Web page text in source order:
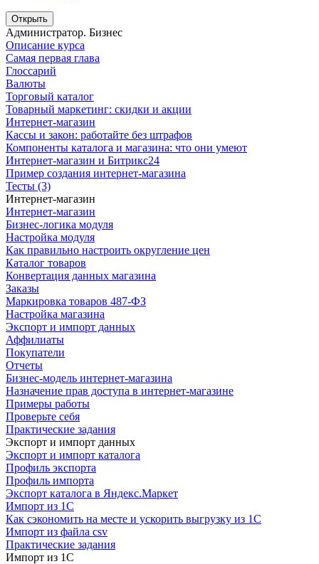
Открыть
Администратор. Бизнес
Описание курса
Самая первая глава
Глоссарий
Валюты
Торговый каталог
Товарный маркетинг: скидки и акции
Интернет-магазин
Кассы и закон: работайте без штрафов
Компоненты каталога и магазина: что они умеют
Интернет-магазин и Битрикс24
Пример создания интернет-магазина
Тесты (3)
Интернет-магазин
Интернет-магазин
Бизнес-логика модуля
Настройка модуля
Как правильно настроить округление цен
Каталог товаров
Конвертация данных магазина
Заказы
Маркировка товаров 487-ФЗ
Настройка магазина
Экспорт и импорт данных
Аффилиаты
Покупатели
Отчеты
Бизнес-модель интернет-магазина
Назначение прав доступа в интернет-магазине
Примеры работы
Проверьте себя
Практические задания
Экспорт и импорт данных
Экспорт и импорт каталога
Профиль экспорта
Профиль импорта
Экспорт каталога в Яндекс.Маркет
Импорт из 1С
Как сэкономить на месте и ускорить выгрузку из 1С
Импорт из файла csv
Практические задания
Импорт из 1С